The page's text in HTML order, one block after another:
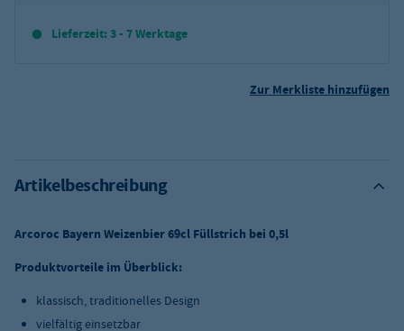
Lieferzeit: 3 - 7 Werktage
Zur Merkliste hinzufügen
Artikelbeschreibung
Arcoroc Bayern Weizenbier 69cl Füllstrich bei 0,5l
Produktvorteile im Überblick:
klassisch, traditionelles Design
vielfältig einsetzbar